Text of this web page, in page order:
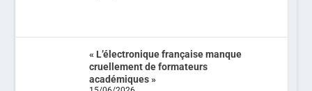
« L’électronique française manque
cruellement de formateurs
académiques »